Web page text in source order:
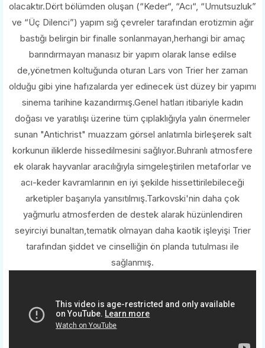
olacaktır.Dört bölümden oluşan (“Keder“, “Acı“, “Umutsuzluk”
ve “Üç Dilenci”) yapım sığ çevreler tarafından erotizmin ağır
bastığı belirgin bir finalle sonlanmayan,herhangi bir amaç
barındırmayan manasız bir yapım olarak lanse edilse
de,yönetmen koltuğunda oturan Lars von Trier her zaman
olduğu gibi yine hafızalarda yer edinecek üst düzey bir yapımı
sinema tarihine kazandırmış.Genel hatları itibariyle kadın
doğası ve yaratılışı üzerine tüm çıplaklığıyla yalın önermeler
sunan "Antichrist" muazzam görsel anlatımla birleşerek salt
korkunun iliklerde hissedilmesini sağlıyor.Buhranlı atmosfere
ek olarak hayvanlar aracılığıyla simgeleştirilen metaforlar ve
acı-keder kavramlarının en iyi şekilde hissettirilebileceği
arketipler başarıyla yansıtılmış.Tarkovski'nin daha çok
yağmurlu atmosferden de destek alarak hüzünlendiren
seyirciyi bunaltan,tematik olmayan daha kaotik işleyişi Trier
tarafından şiddet ve cinselliğin ön planda tutulması ile
sağlanmış.